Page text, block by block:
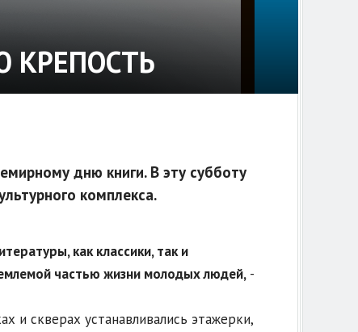
КРЕПОСТЬ
дню книги. В эту субботу
комплекса.
как классики, так и
частью жизни молодых людей,-
и скверах устанавливались этажерки,